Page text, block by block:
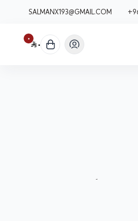
SALMANX193@GMAIL.COM
٠ ٠
خصيصاً لسيارتك.